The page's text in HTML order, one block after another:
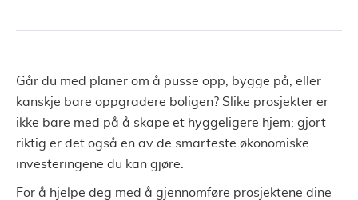
Går du med planer om å pusse opp, bygge på, eller
kanskje bare oppgradere boligen? Slike prosjekter er
ikke bare med på å skape et hyggeligere hjem; gjort
riktig er det også en av de smarteste økonomiske
investeringene du kan gjøre.
For å hjelpe deg med å gjennomføre prosjektene dine